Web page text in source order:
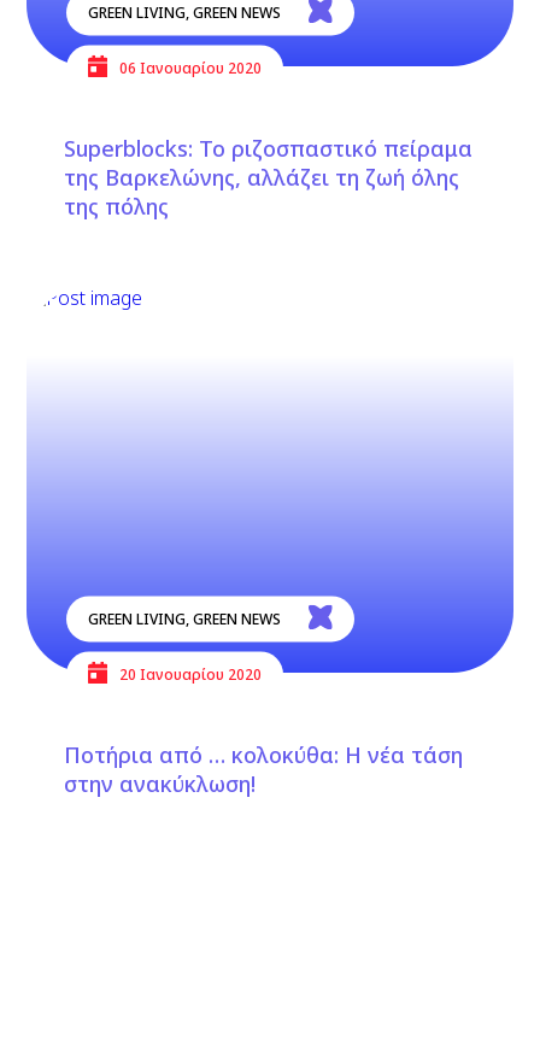
GREEN LIVING,GREEN NEWS
06 Ιανουαρίου 2020
Superblocks: Το ριζοσπαστικό πείραμα
της Βαρκελώνης, αλλάζει τη ζωή όλης
της πόλης
GREEN LIVING,GREEN NEWS
20 Ιανουαρίου 2020
Ποτήρια από … κολοκύθα: Η νέα τάση
στην ανακύκλωση!